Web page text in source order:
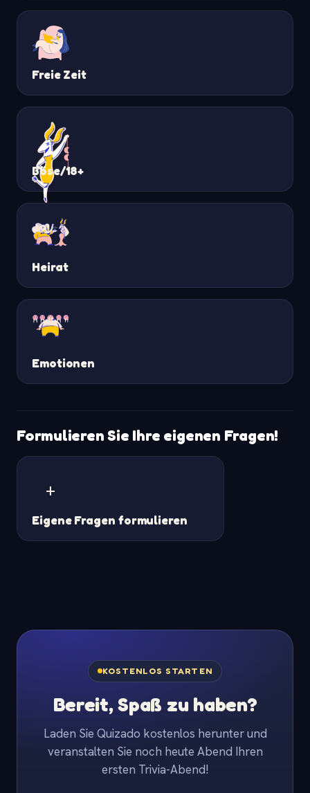
Freie Zeit
Böse/18+
Heirat
Emotionen
Formulieren Sie Ihre eigenen Fragen!
+
Eigene Fragen formulieren
KOSTENLOS STARTEN
Bereit, Spaß zu haben?
Laden Sie Quizado kostenlos herunter und
veranstalten Sie noch heute Abend Ihren
ersten Trivia-Abend!